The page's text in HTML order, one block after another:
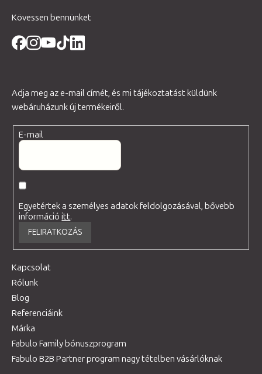
Kövessen bennünket
Adja meg az e-mail címét, és mi tájékoztatást küldünk
webáruházunk új termékeiről.
E-mail
Egyetértek a személyes adatok feldolgozásával, bővebb
információitt.
FELIRATKOZÁS
Kapcsolat
Rólunk
Blog
Referenciáink
Márka
Fabulo Family bónuszprogram
Fabulo B2B Partner program nagy tételben vásárlóknak